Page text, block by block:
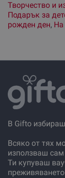
Творчество и
Подарък за
рожден ден, На
В Gifto
Всяко от тях
използваш
Ти купуваш